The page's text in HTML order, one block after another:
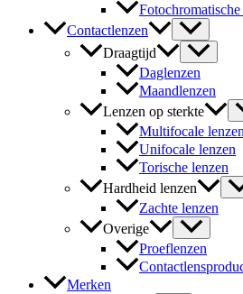
Contactlenzen
Draagtijd
Daglenzen
Maandlenzen
Lenzen op sterkte
Multifocale lenzen
Unifocale lenzen
Torische lenzen
Hardheid lenzen
Zachte lenzen
Overige
Proeflenzen
Merken